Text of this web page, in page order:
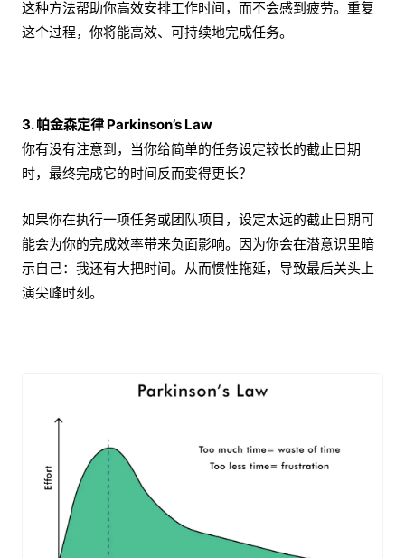
这种方法帮助你高效安排工作时间，而不会感到疲劳。重复
这个过程，你将能高效、可持续地完成任务。
3. 帕金森定律 Parkinson’s Law
你有没有注意到，当你给简单的任务设定较长的截止日期
时，最终完成它的时间反而变得更长？
如果你在执行一项任务或团队项目，设定太远的截止日期可
能会为你的完成效率带来负面影响。因为你会在潜意识里暗
示自己：我还有大把时间。从而惯性拖延，导致最后关头上
演尖峰时刻。